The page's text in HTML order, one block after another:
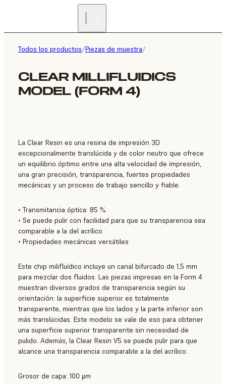
Todos los productos/Piezas de muestra/
CLEAR MILLIFLUIDICS
MODEL (FORM 4)
La Clear Resin es una resina de impresión 3D
excepcionalmente translúcida y de color neutro que ofrece
un equilibrio óptimo entre una alta velocidad de impresión,
una gran precisión, transparencia, fuertes propiedades
mecánicas y un proceso de trabajo sencillo y fiable.
• Transmitancia óptica: 85 %
• Se puede pulir con facilidad para que su transparencia sea
comparable a la del acrílico
• Propiedades mecánicas versátiles
Este chip milifluídico incluye un canal bifurcado de 1,5 mm
para mezclar dos fluidos. Las piezas impresas en la Form 4
muestran diversos grados de transparencia según su
orientación: la superficie superior es totalmente
transparente, mientras que los lados y la parte inferior son
más translúcidas. Este modelo se vale de eso para obtener
una superficie superior transparente sin necesidad de
pulido. Además, la Clear Resin V5 se puede pulir para que
alcance una transparencia comparable a la del acrílico.
Grosor de capa: 100 μm